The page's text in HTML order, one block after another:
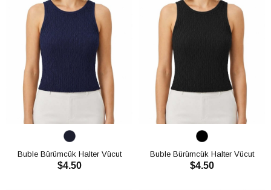
Buble Bürümcük Halter Vücut
Saran Crop CH3012
$4.50
Buble Bürümcük Halter Vücut
Saran Crop CH3012
$4.50